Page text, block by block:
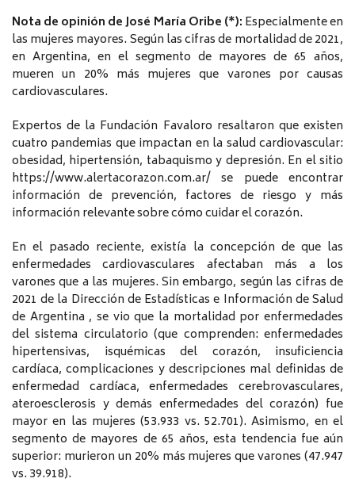
Nota de opinión de José María Oribe (*): Especialmente en
las mujeres mayores. Según las cifras de mortalidad de 2021,
en Argentina, en el segmento de mayores de 65 años,
mueren un 20% más mujeres que varones por causas
cardiovasculares.
Expertos de la Fundación Favaloro resaltaron que existen
cuatro pandemias que impactan en la salud cardiovascular:
obesidad, hipertensión, tabaquismo y depresión. En el sitio
https://www.alertacorazon.com.ar/ se puede encontrar
información de prevención, factores de riesgo y más
información relevante sobre cómo cuidar el corazón.
En el pasado reciente, existía la concepción de que las
enfermedades cardiovasculares afectaban más a los
varones que a las mujeres. Sin embargo, según las cifras de
2021 de la Dirección de Estadísticas e Información de Salud
de Argentina , se vio que la mortalidad por enfermedades
del sistema circulatorio (que comprenden: enfermedades
hipertensivas, isquémicas del corazón, insuficiencia
cardíaca, complicaciones y descripciones mal definidas de
enfermedad cardíaca, enfermedades cerebrovasculares,
ateroesclerosis y demás enfermedades del corazón) fue
mayor en las mujeres (53.933 vs. 52.701). Asimismo, en el
segmento de mayores de 65 años, esta tendencia fue aún
superior: murieron un 20% más mujeres que varones (47.947
vs. 39.918).